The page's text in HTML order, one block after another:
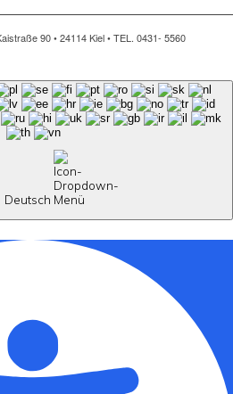
90 • 24114 Kiel • TEL. 0431- 5560
Deutsch